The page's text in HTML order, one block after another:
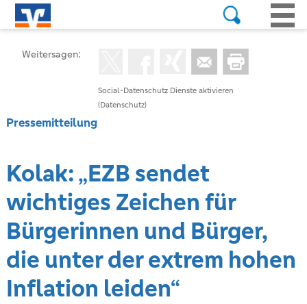
Social-Datenschutz Dienste aktivieren
(Datenschutz)
Weitersagen:
Pressemitteilung
Kolak: „EZB sendet
wichtiges Zeichen für
Bürgerinnen und Bürger,
die unter der extrem hohen
Inflation leiden“